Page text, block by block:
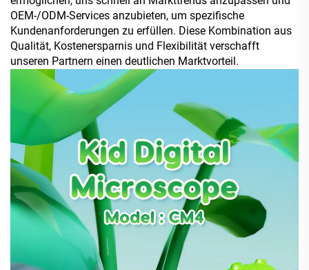
OEM-/ODM-Services anzubieten, um spezifische
Kundenanforderungen zu erfüllen. Diese Kombination aus
Qualität, Kostenersparnis und Flexibilität verschafft
unseren Partnern einen deutlichen Marktvorteil.